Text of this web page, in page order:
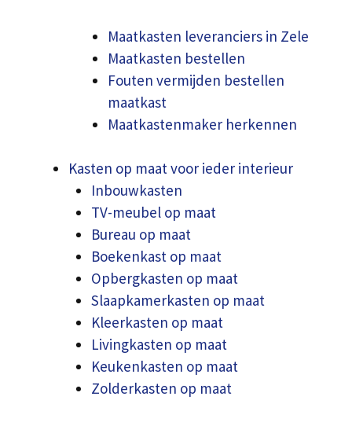
Maatkasten leveranciers in Zele
Maatkasten bestellen
Fouten vermijden bestellen
maatkast
Maatkastenmaker herkennen
Kasten op maat voor ieder interieur
Inbouwkasten
TV-meubel op maat
Bureau op maat
Boekenkast op maat
Opbergkasten op maat
Slaapkamerkasten op maat
Kleerkasten op maat
Livingkasten op maat
Keukenkasten op maat
Zolderkasten op maat